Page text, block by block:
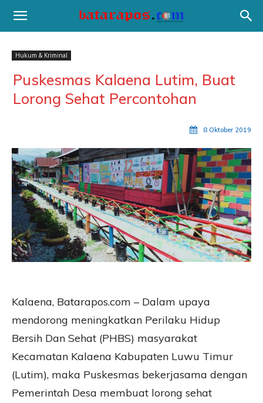
Hukum & Kriminal
Puskesmas Kalaena Lutim, Buat
Lorong Sehat Percontohan
8 Oktober 2019
Kalaena, Batarapos.com – Dalam upaya
mendorong meningkatkan Perilaku Hidup
Bersih Dan Sehat (PHBS) masyarakat
Kecamatan Kalaena Kabupaten Luwu Timur
(Lutim), maka Puskesmas bekerjasama dengan
Pemerintah Desa membuat lorong sehat